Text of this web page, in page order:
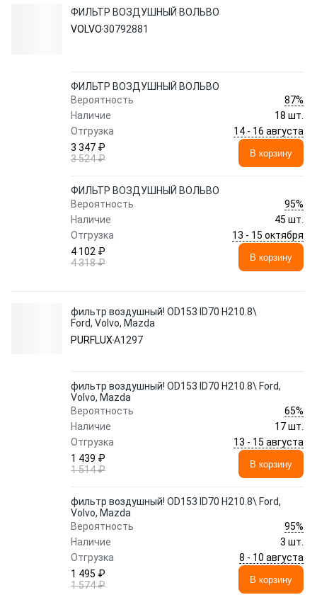
ФИЛЬТР ВОЗДУШНЫЙ ВОЛЬВО
VOLVO30792881
ФИЛЬТР ВОЗДУШНЫЙ ВОЛЬВО
Вероятность
87%
Наличие
18 шт.
Отгрузка
14 - 16 августа
3 347 ₽
3 524 ₽
В корзину
ФИЛЬТР ВОЗДУШНЫЙ ВОЛЬВО
Вероятность
95%
Наличие
45 шт.
Отгрузка
13 - 15 октября
4 102 ₽
4 318 ₽
В корзину
фильтр воздушный! OD153 ID70 H210.8\
Ford, Volvo, Mazda
PURFLUXA1297
фильтр воздушный! OD153 ID70 H210.8\ Ford,
Volvo, Mazda
Вероятность
65%
Наличие
17 шт.
Отгрузка
13 - 15 августа
1 439 ₽
1 514 ₽
В корзину
фильтр воздушный! OD153 ID70 H210.8\ Ford,
Volvo, Mazda
Вероятность
95%
Наличие
3 шт.
Отгрузка
8 - 10 августа
1 495 ₽
1 574 ₽
В корзину